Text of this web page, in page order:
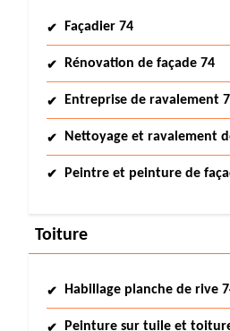
Façadier 74
Rénovation de façade 74
Entreprise de ravalement
Nettoyage et ravalement
Peintre et peinture de
Toiture
Habillage planche de rive
Peinture sur tuile et